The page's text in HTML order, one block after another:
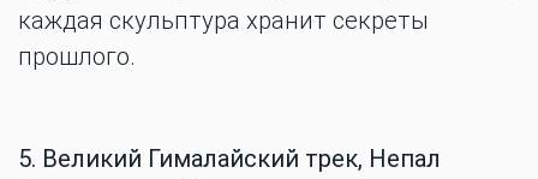
каждая скульптура хранит секреты
прошлого.
5. Великий Гималайский трек, Непал